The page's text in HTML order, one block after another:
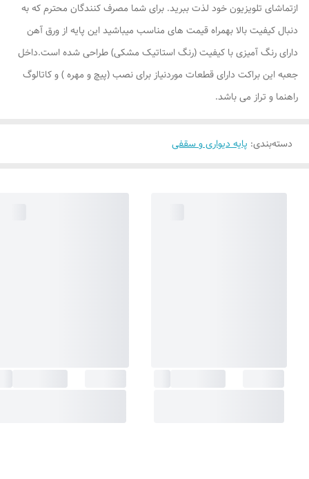
ازتماشای تلویزیون خود لذت ببرید. برای شما مصرف کنندگان محترم که به
دنبال کیفیت بالا بهمراه قیمت های مناسب میباشید این پایه از ورق آهن
دارای رنگ آمیزی با کیفیت (رنگ استاتیک مشکی) طراحی شده است.داخل
جعبه این براکت دارای قطعات موردنیاز برای نصب (پیچ و مهره ) و کاتالوگ
راهنما و تراز می باشد.
دسته‌بندی: پایه دیواری و سقفی